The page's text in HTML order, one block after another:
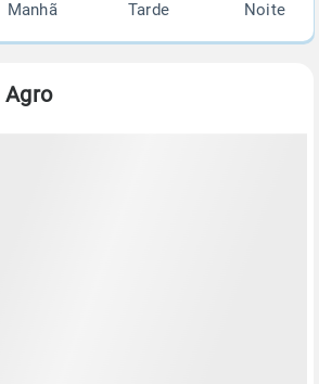
Manhã Tarde Noite
Agro